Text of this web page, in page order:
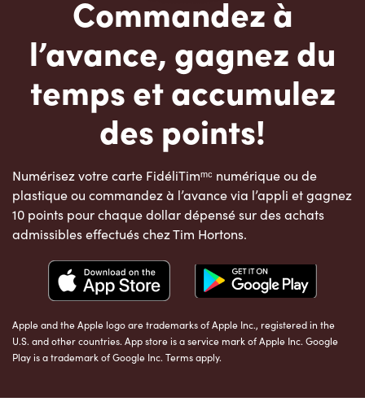
Commandez à
l’avance, gagnez du
temps et accumulez
des points!
Numérisez votre carte FidéliTimᵐᶜ numérique ou de
plastique ou commandez à l’avance via l’appli et gagnez
10 points pour chaque dollar dépensé sur des achats
admissibles effectués chez Tim Hortons.
Apple and the Apple logo are trademarks of Apple Inc., registered in the
U.S. and other countries. App store is a service mark of Apple Inc. Google
Play is a trademark of Google Inc. Terms apply.